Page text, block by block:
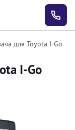
для Toyota I-Go
I-Go